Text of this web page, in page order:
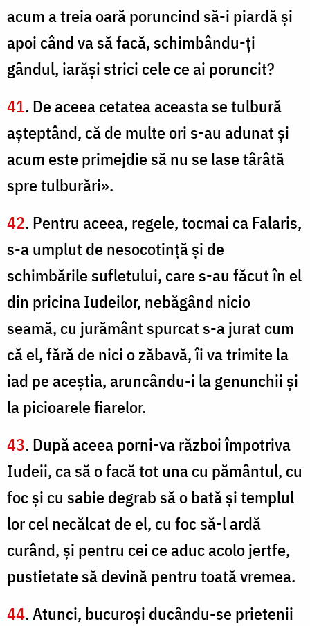
acum a treia oară poruncind să-i piardă şi
apoi când va să facă, schimbându-ţi
gândul, iarăşi strici cele ce ai poruncit?
41. De aceea cetatea aceasta se tulbură
aşteptând, că de multe ori s-au adunat şi
acum este primejdie să nu se lase târâtă
spre tulburări».
42. Pentru aceea, regele, tocmai ca Falaris,
s-a umplut de nesocotinţă şi de
schimbările sufletului, care s-au făcut în el
din pricina Iudeilor, nebăgând nicio
seamă, cu jurământ spurcat s-a jurat cum
că el, fără de nici o zăbavă, îi va trimite la
iad pe aceştia, aruncându-i la genunchii şi
la picioarele fiarelor.
43. După aceea porni-va război împotriva
Iudeii, ca să o facă tot una cu pământul, cu
foc şi cu sabie degrab să o bată şi templul
lor cel necălcat de el, cu foc să-l ardă
curând, şi pentru cei ce aduc acolo jertfe,
pustietate să devină pentru toată vremea.
44. Atunci, bucuroşi ducându-se prietenii